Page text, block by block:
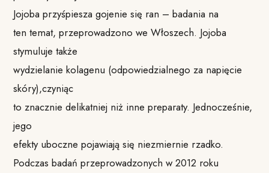
Jojoba przyśpiesza gojenie się ran – badania na
ten temat, przeprowadzono we Włoszech. Jojoba
stymuluje także
wydzielanie kolagenu (odpowiedzialnego za napięcie
skóry),czyniąc
to znacznie delikatniej niż inne preparaty. Jednocześnie,
jego
efekty uboczne pojawiają się niezmiernie rzadko.
Podczas badań przeprowadzonych w 2012 roku